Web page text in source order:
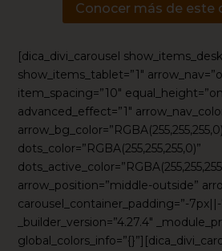
Conocer más de este
[dica_divi_carousel
show_items_tablet=”1″
item_spacing=”10″
advanced_effect=”1″
dots_color=”RGBA(255,255,255,0)”
arrow_position=”middle-outside”
carousel_container_padding=”-
_builder_version=”4.27.4″